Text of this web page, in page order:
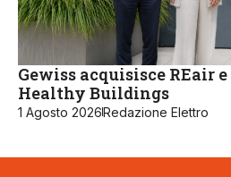
Gewiss acquisisce REair
Healthy Buildings
1 Agosto 2026Redazione Elettro